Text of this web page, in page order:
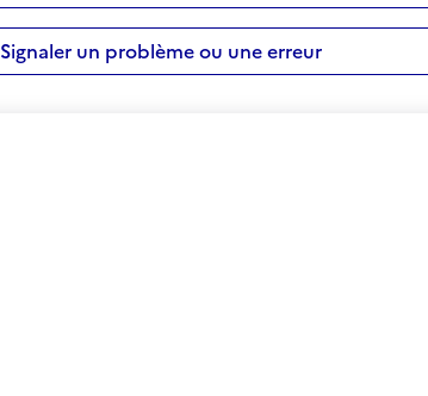
Signaler un problème ou une erreur